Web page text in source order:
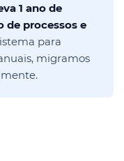
1 ano de
processos e
para
migramos